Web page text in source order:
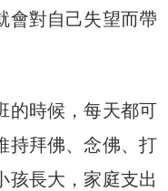
會對自己失望而帶
的時候，每天都可
持拜佛、念佛、打
孩長大，家庭支出